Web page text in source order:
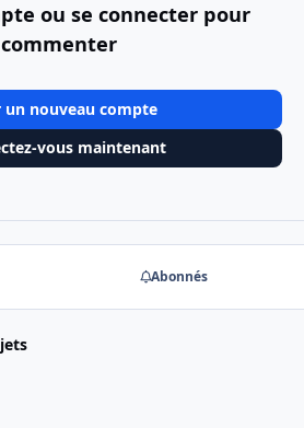
ou se connecter pour
commenter
un nouveau compte
vous maintenant
Abonnés